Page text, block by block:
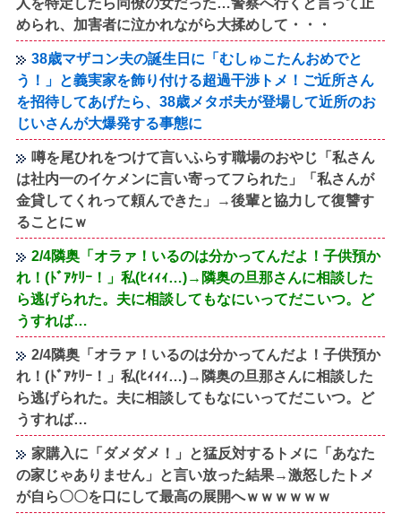
められ、加害者に泣かれながら大揉めして・・・
38歳マザコン夫の誕生日に「むしゅこたんおめでと
う！」と義実家を飾り付ける超過干渉トメ！ご近所さん
を招待してあげたら、38歳メタボ夫が登場して近所のお
じいさんが大爆発する事態に
噂を尾ひれをつけて言いふらす職場のおやじ「私さん
は社内一のイケメンに言い寄ってフられた」「私さんが
金貸してくれって頼んできた」→後輩と協力して復讐す
ることにｗ
2/4隣奥「オラァ！いるのは分かってんだよ！子供預か
れ！(ﾄﾞｱｹﾘｰ！」私(ﾋｨｨｨ…)→隣奥の旦那さんに相談した
ら逃げられた。夫に相談してもなにいってだこいつ。ど
うすれば…
2/4隣奥「オラァ！いるのは分かってんだよ！子供預か
れ！(ﾄﾞｱｹﾘｰ！」私(ﾋｨｨｨ…)→隣奥の旦那さんに相談した
ら逃げられた。夫に相談してもなにいってだこいつ。ど
うすれば…
家購入に「ダメダメ！」と猛反対するトメに「あなた
の家じゃありません」と言い放った結果→激怒したトメ
が自ら〇〇を口にして最高の展開へｗｗｗｗｗｗ